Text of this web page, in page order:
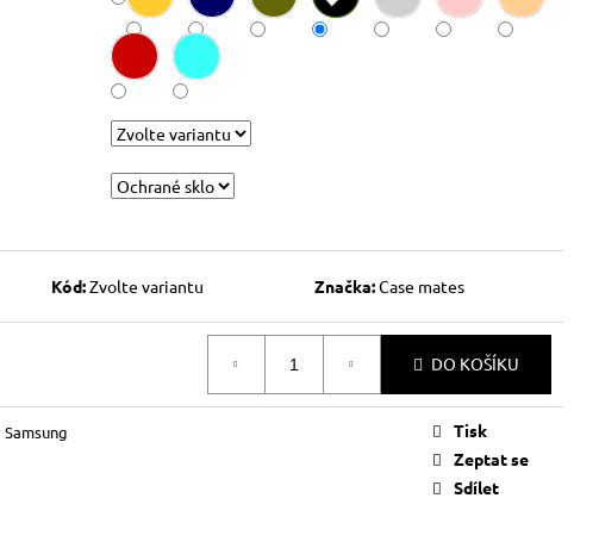
Kód:Zvolte variantu Značka:Case mates
DO KOŠÍKU
Samsung
Tisk
Zeptat se
Sdílet